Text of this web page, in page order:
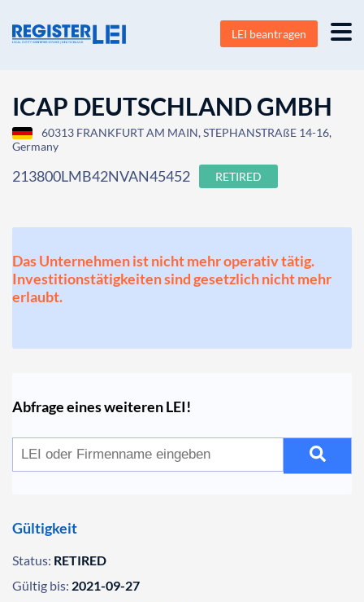
LEI beantragen
ICAP DEUTSCHLAND GMBH
60313 FRANKFURT AM MAIN, STEPHANSTRAßE 14-16,
Germany
213800LMB42NVAN45452 RETIRED
Das Unternehmen ist nicht mehr operativ tätig.
Investitionstätigkeiten sind gesetzlich nicht mehr
erlaubt.
Abfrage eines weiteren LEI!
Gültigkeit
Status: RETIRED
Gültig bis: 2021-09-27